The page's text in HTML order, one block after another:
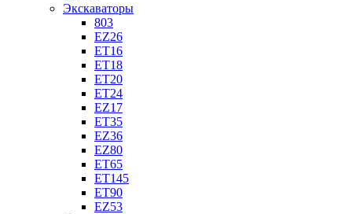
Экскаваторы
803
EZ26
ET16
ET18
ET20
ET24
EZ17
ET35
EZ36
EZ80
ET65
ET145
ET90
EZ53